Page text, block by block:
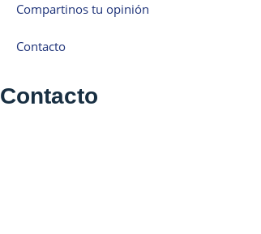
Compartinos tu opinión
Contacto
Contacto